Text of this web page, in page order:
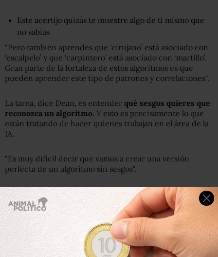
Este acertijo quizás te muestre algo de ti mismo que
no sabías
"Pero también aprendes que ‘cirujano’ está asociado con
‘escalpelo’ y que ‘carpintero’ está asociado con ‘martillo’.
Gran parte de la fortaleza de estos algoritmos es que
pueden aprender este tipo de patrones y correlaciones".
La tarea, dice Dean, es entender qué sesgos quieres que
reconozca un algoritmo. Y esto es precisamente lo que
están tratando de hacer quienes trabajan en el área de la
IA.
"Es muy difícil decir que vamos a crear una versión
perfecta de un algoritmo sin sesgos".
La lucha de LinkedIn
Un ejemplo sorprendente de una empresa que lucha con
estos problemas es la red de profesionales LinkedIn.